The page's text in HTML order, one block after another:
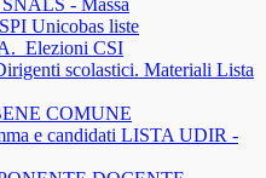
- Massa
Unicobas liste
CSI
scolastici. Materiali Lista
COMUNE
e candidati LISTA UDIR -